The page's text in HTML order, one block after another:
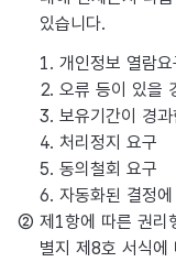
있습니다.
1. 개인정보 열람요
2. 오류 등이 있을
3. 보유기간이 경
4. 처리정지 요구
5. 동의철회 요구
6. 자동화된 결정
② 제1항에 따른 권리
별지 제8호 서식에